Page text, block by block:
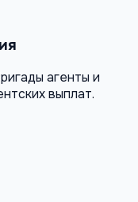
агенты и
выплат.